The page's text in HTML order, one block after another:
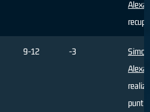
9-12 -3
punti